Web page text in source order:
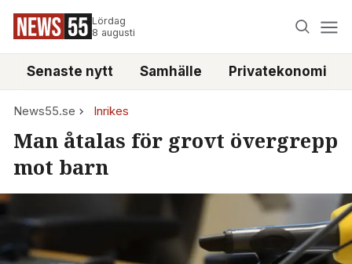
Lördag
8 augusti
Senaste nytt Samhälle Privatekonomi
News55.se Inrikes
Man åtalas för grovt övergrepp
mot barn